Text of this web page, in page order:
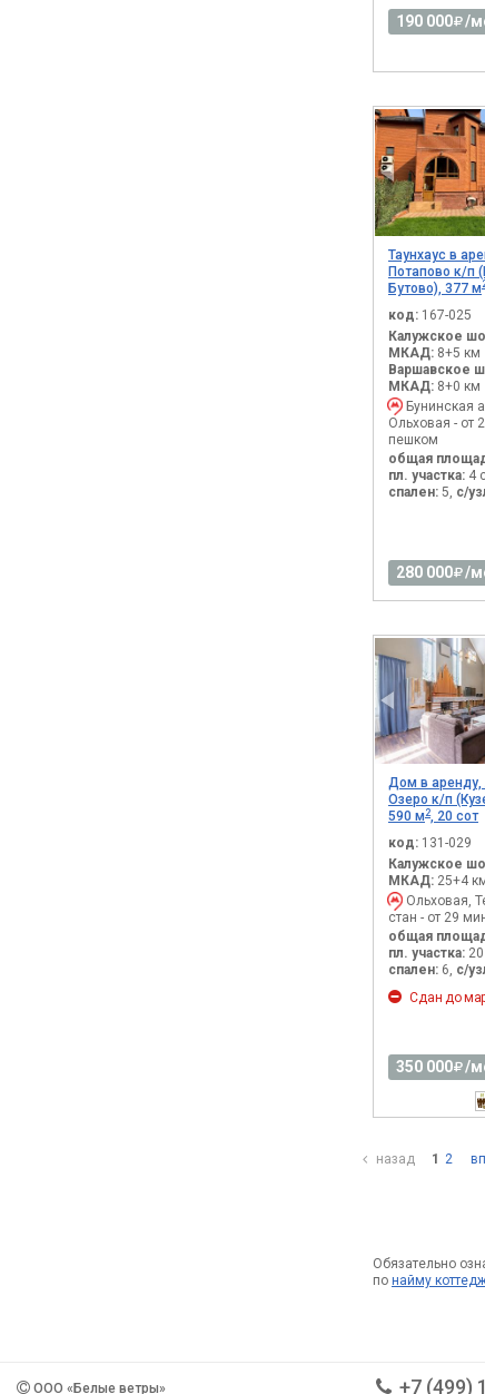
190 000 /
Таунхаус в
Потапово к/п
Бутово), 377 м
код: 167-025
Калужское
МКАД: 8+5 км
Варшавское
МКАД: 8+0 км
Бунинская
Ольховая - от
пешком
общая
пл. участка: 4
спален: 5, с/
280 000 /
Дом в аренду,
Озеро к/п
590 м 2, 20 сот
код: 131-029
Калужское
МКАД: 25+4
Ольховая,
стан - от 29
общая
пл. участка:
спален: 6, с/
Сдан до
350 000 /
назад 1 2
Обязательно
по найму
ООО «Белые ветры» +7 (499)